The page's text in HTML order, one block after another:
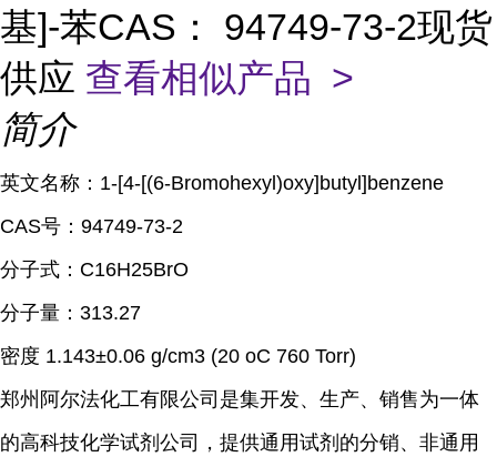
基]-苯CAS： 94749-73-2现货
供应 查看相似产品 >
简介
英文名称： 1-[4-[(6-Bromohexyl)oxy]butyl]benzene
CAS号： 94749-73-2
分子式： C16H25BrO
分子量： 313.27
密度 1.143±0.06 g/cm3 (20 oC 760 Torr)
郑州阿尔法化工有限公司是集开发、生产、销售为一体
的高科技化学试剂公司，提供通用试剂的分销、非通用